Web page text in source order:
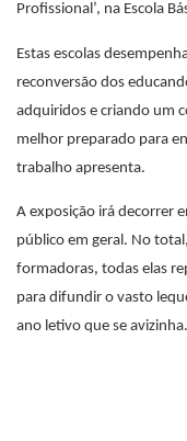
Profissional’, na Escola
Estas escolas
reconversão dos
adquiridos e criando um
melhor preparado para
trabalho apresenta.
A exposição irá decorrer
público em geral. No
formadoras, todas elas
para difundir o vasto
ano letivo que se avizinha.